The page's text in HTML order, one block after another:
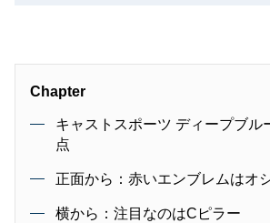
Chapter
キャストスポーツ ディープブル
点
正面から：赤いエンブレムはオ
横から：注目なのはCピラー